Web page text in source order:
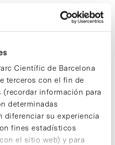
Científic de Barcelona
terceros con el fin de
información para
determinadas
diferenciar su experiencia
fines estadísticos
el sitio web) y para
renueva la
y se sitúa entre
en